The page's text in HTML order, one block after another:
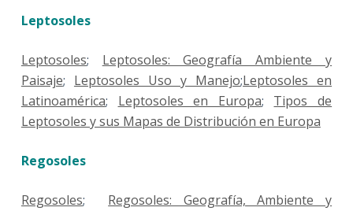
Leptosoles
Leptosoles; Leptosoles: Geografía Ambiente y
Paisaje; Leptosoles Uso y Manejo;Leptosoles en
Latinoamérica; Leptosoles en Europa; Tipos de
Leptosoles y sus Mapas de Distribución en Europa
Regosoles
Regosoles; Regosoles: Geografía, Ambiente y